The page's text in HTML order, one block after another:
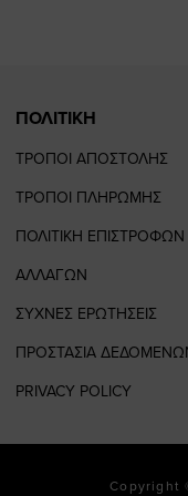
ΠΟΛΙΤΙΚΗ
ΤΡΟΠΟΙ ΑΠΟΣΤΟΛΗΣ
ΤΡΟΠΟΙ ΠΛΗΡΩΜΗΣ
ΠΟΛΙΤΙΚΗ ΕΠΙΣΤΡΟΦΩΝ
ΑΛΛΑΓΩΝ
ΣΥΧΝΕΣ ΕΡΩΤΗΣΕΙΣ
ΠΡΟΣΤΑΣΙΑ
PRIVACY POLICY
Copyright